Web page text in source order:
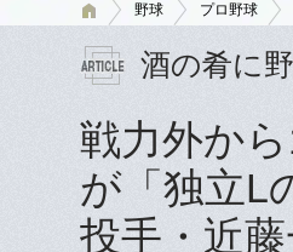
野球 プロ野球
酒の肴に
戦力外か
が「独立L
投手・近藤